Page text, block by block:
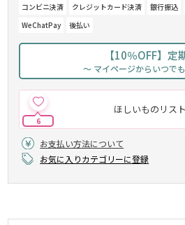
コンビニ決済 クレジットカード決済 銀行振込
WeChatPay
後払い
【10％OFF】定
～ マイページからいつで
ほしいものリス
6
お支払い方法について
お気に入りカテゴリーに登録